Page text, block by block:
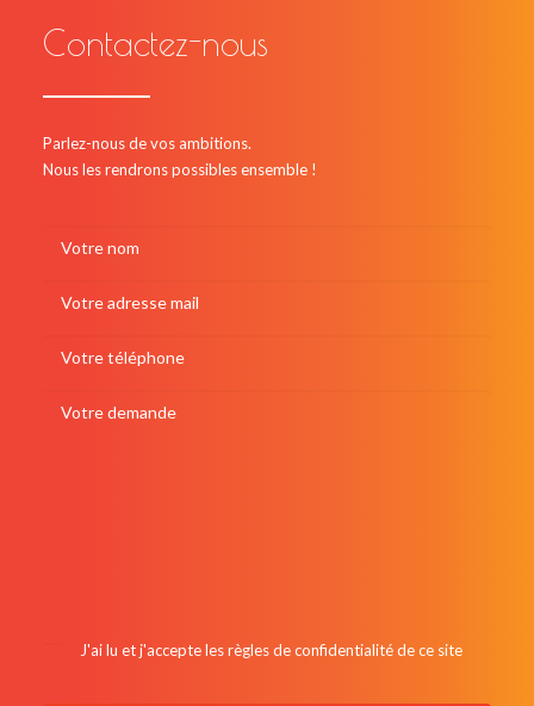
Contactez-nous
Parlez-nous de vos ambitions.
Nous les rendrons possibles ensemble !
J'ai lu et j'accepte lesrègles de confidentialité de ce site